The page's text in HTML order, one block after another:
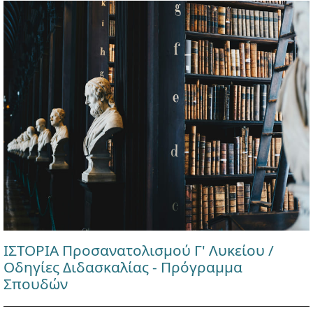
ΙΣΤΟΡΙΑ Προσανατολισμού Γ' Λυκείου /
Οδηγίες Διδασκαλίας - Πρόγραμμα
Σπουδών